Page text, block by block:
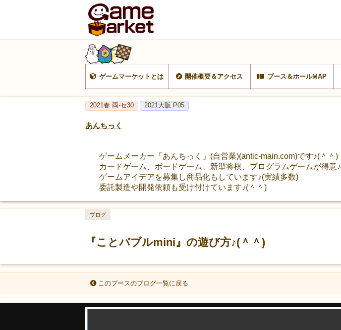
ゲームマーケットとは 開催概要＆アクセス ブース＆ホールMAP
2021春 両-セ30 2021大阪 P05
あんちっく
ゲームメーカー「あんちっく」(自営業)(antic-main.com)です♪(＾＾)
カードゲーム、ボードゲーム、新型将棋、プログラムゲームが得意♪
ゲームアイデアを募集し商品化もしています♪(実績多数)
委託製造や開発依頼も受け付けています♪(＾＾)
『ことバブルmini』の遊び方♪(＾＾)
ブログ
このブースのブログ一覧に戻る